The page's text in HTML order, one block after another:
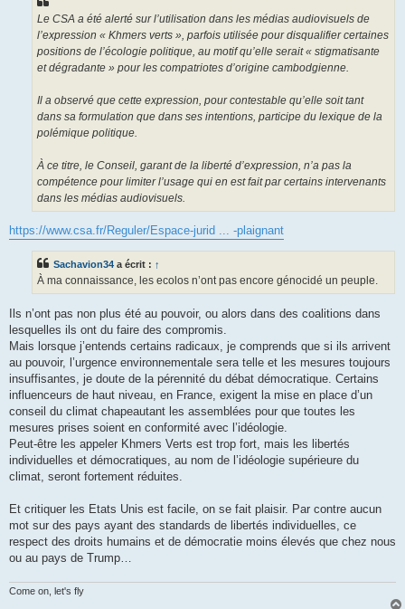
Le CSA a été alerté sur l’utilisation dans les médias audiovisuels de
l’expression « Khmers verts », parfois utilisée pour disqualifier certaines
positions de l’écologie politique, au motif qu’elle serait « stigmatisante
et dégradante » pour les compatriotes d’origine cambodgienne.
Il a observé que cette expression, pour contestable qu’elle soit tant
dans sa formulation que dans ses intentions, participe du lexique de la
polémique politique.
À ce titre, le Conseil, garant de la liberté d’expression, n’a pas la
compétence pour limiter l’usage qui en est fait par certains intervenants
dans les médias audiovisuels.
https://www.csa.fr/Reguler/Espace-jurid ... -plaignant
Sachavion34 a écrit : ↑
À ma connaissance, les ecolos n’ont pas encore génocidé un peuple.
Ils n’ont pas non plus été au pouvoir, ou alors dans des coalitions dans
lesquelles ils ont du faire des compromis.
Mais lorsque j’entends certains radicaux, je comprends que si ils arrivent
au pouvoir, l’urgence environnementale sera telle et les mesures toujours
insuffisantes, je doute de la pérennité du débat démocratique. Certains
influenceurs de haut niveau, en France, exigent la mise en place d’un
conseil du climat chapeautant les assemblées pour que toutes les
mesures prises soient en conformité avec l’idéologie.
Peut-être les appeler Khmers Verts est trop fort, mais les libertés
individuelles et démocratiques, au nom de l’idéologie supérieure du
climat, seront fortement réduites.
Et critiquer les Etats Unis est facile, on se fait plaisir. Par contre aucun
mot sur des pays ayant des standards de libertés individuelles, ce
respect des droits humains et de démocratie moins élevés que chez nous
ou au pays de Trump…
Come on, let's fly